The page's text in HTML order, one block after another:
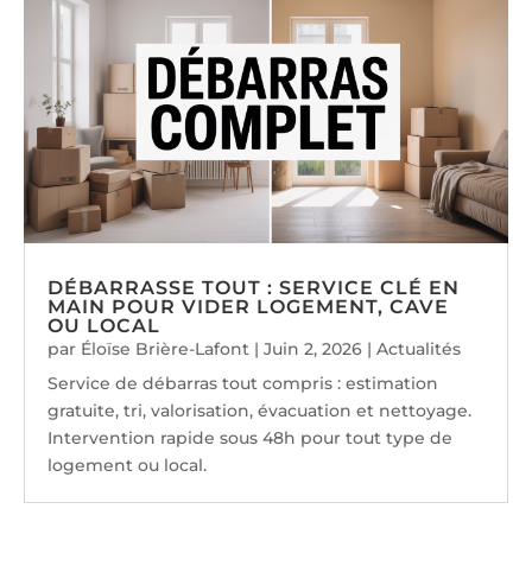
DÉBARRASSE TOUT : SERVICE CLÉ EN
MAIN POUR VIDER LOGEMENT, CAVE
OU LOCAL
par Éloïse Brière-Lafont |Juin 2, 2026 |Actualités
Service de débarras tout compris : estimation
gratuite, tri, valorisation, évacuation et nettoyage.
Intervention rapide sous 48h pour tout type de
logement ou local.